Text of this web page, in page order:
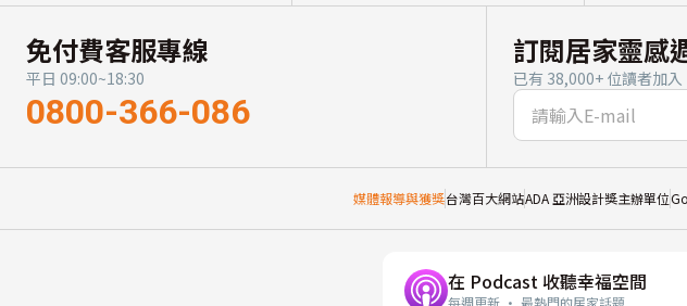
免付費客服專線
平日 09:00~18:30
0800-366-086
訂閱居家靈感
已有 38,000+ 位讀者加入
媒體報導與獲獎台灣百大網站ADA 亞洲設計獎主辦單位
在 Podcast 收聽幸福空間
每週更新 · 最熱門的居家話題